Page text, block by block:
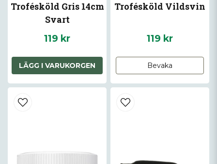
Trofésköld Gris 14cm
Svart
119 kr
LÄGG I VARUKORGEN
Trofésköld Vildsvin
119 kr
Bevaka